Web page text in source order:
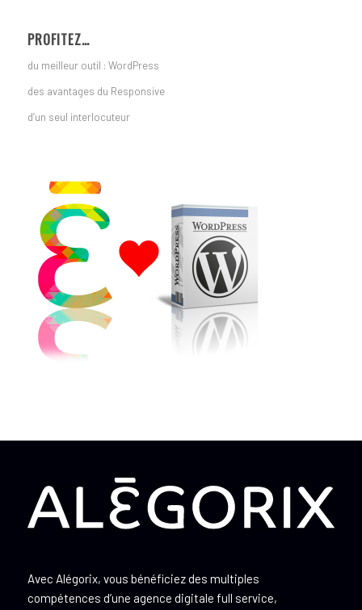
PROFITEZ…
du meilleur outil : WordPress
des avantages du Responsive
d’un seul interlocuteur
Avec Alégorix, vous bénéficiez des multiples
compétences d’une agence digitale full service,